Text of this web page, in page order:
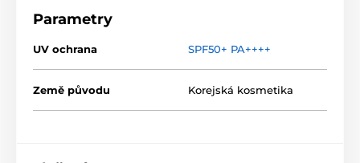
Parametry
UV ochrana SPF50+ PA++++
Země původu Korejská kosmetika